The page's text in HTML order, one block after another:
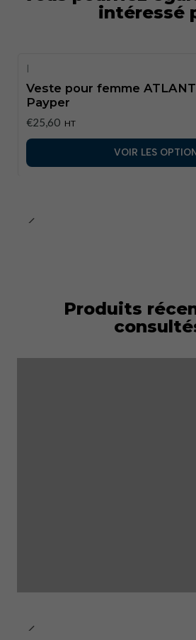
Coupe :
Ergonomique féminine
+5protextyl.com+4Tecnos
intéressé
|
Veste pour femme
Payper
€25,60 HT
VOIR LES
Produits